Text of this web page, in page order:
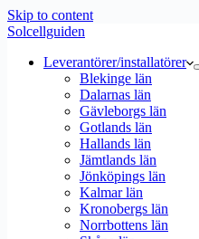
Skip to content
Solcellguiden
Leverantörer/installatörer
Blekinge län
Dalarnas län
Gävleborgs län
Gotlands län
Hallands län
Jämtlands län
Jönköpings län
Kalmar län
Kronobergs län
Norrbottens län